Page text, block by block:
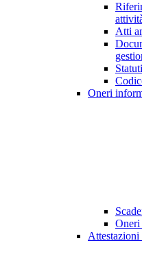
Atti
Oneri
Oneri